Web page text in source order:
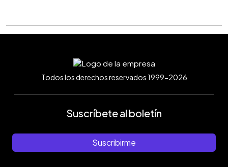
Todos los derechos reservados 1999-2026
Suscríbete al boletín
Suscribirme